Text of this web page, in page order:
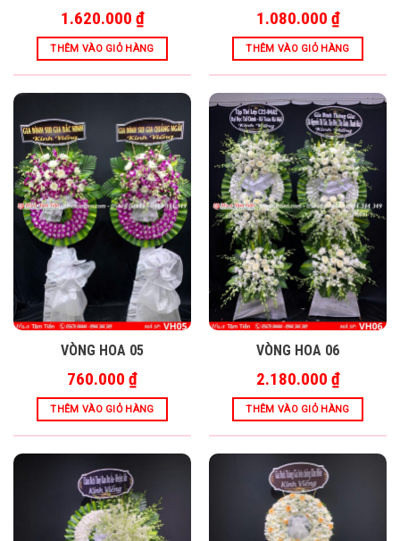
1.620.000 ₫
THÊM VÀO GIỎ HÀNG
1.080.000 ₫
THÊM VÀO GIỎ HÀNG
VÒNG HOA 05
760.000 ₫
THÊM VÀO GIỎ HÀNG
VÒNG HOA 06
2.180.000 ₫
THÊM VÀO GIỎ HÀNG